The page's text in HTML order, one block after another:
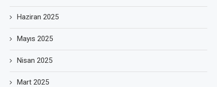
Haziran 2025
Mayıs 2025
Nisan 2025
Mart 2025